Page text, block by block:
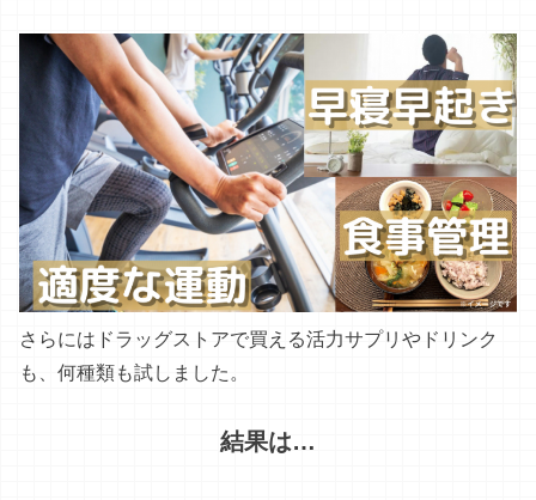
さらにはドラッグストアで買える活力サプリやドリンク
も、何種類も試しました。
結果は…